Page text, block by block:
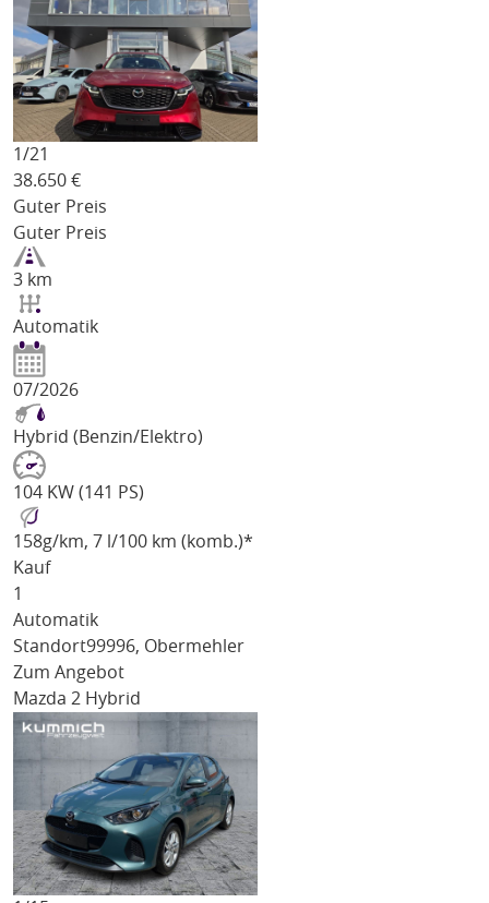
1/21
38.650 €
Guter Preis
Guter Preis
3 km
Automatik
07/2026
Hybrid (Benzin/Elektro)
104 KW (141 PS)
158g/km, 7 l/100 km (komb.)*
Kauf
1
Automatik
Standort99996, Obermehler
Zum Angebot
Mazda 2 Hybrid